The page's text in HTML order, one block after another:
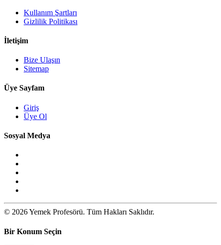
Kullanım Şartları
Gizlilik Politikası
İletişim
Bize Ulaşın
Sitemap
Üye Sayfam
Giriş
Üye Ol
Sosyal Medya
© 2026 Yemek Profesörü. Tüm Hakları Saklıdır.
Bir Konum Seçin